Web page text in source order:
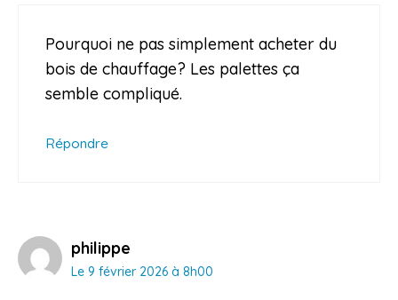
Pourquoi ne pas simplement acheter du
bois de chauffage? Les palettes ça
semble compliqué.
Répondre
philippe
Le 9 février 2026 à 8h00